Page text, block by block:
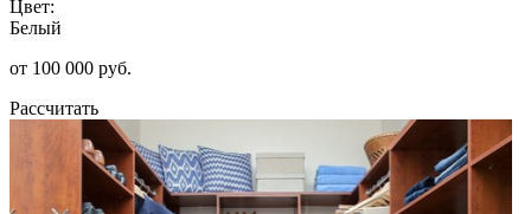
Цвет:
Белый
от 100 000 руб.
Рассчитать